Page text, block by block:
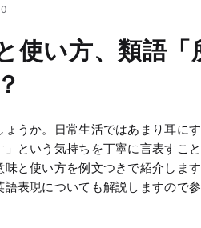
使い方、類語
ょうか。日常生活ではあまり耳に
という気持ちを丁寧に言表すこ
と使い方を例文つきで紹介しま
語表現についても解説しますので